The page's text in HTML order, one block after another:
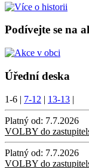
Podívejte se na
Úřední deska
1-6 | 7-12 | 13-13 |
Platný od: 7.7.2026
VOLBY do
Platný od: 7.7.2026
VOLBY do